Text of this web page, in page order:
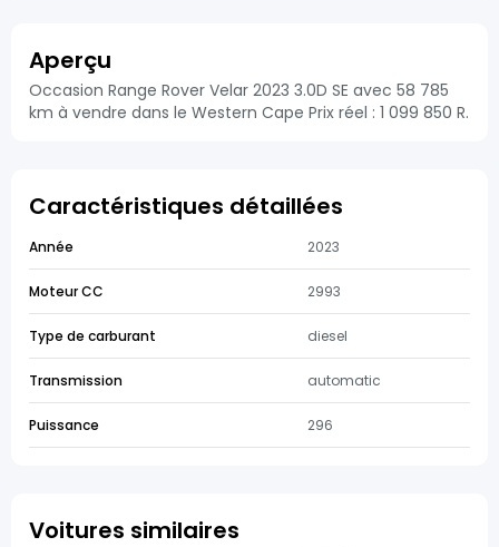
Aperçu
Occasion Range Rover Velar 2023 3.0D SE avec 58 785
km à vendre dans le Western Cape Prix réel : 1 099 850 R.
Caractéristiques détaillées
Année 2023
Moteur CC 2993
Type de carburant diesel
Transmission automatic
Puissance 296
Voitures similaires